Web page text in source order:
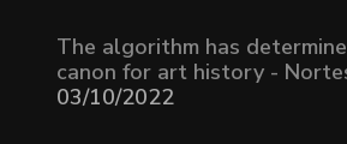
The algorithm has
canon for art history -
03/10/2022